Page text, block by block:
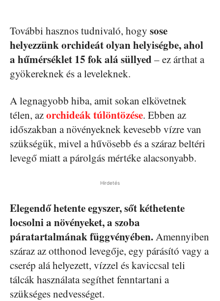
További hasznos tudnivaló, hogy sose
helyezzünk orchideát olyan helyiségbe, ahol
a hűmérséklet 15 fok alá süllyed – ez árthat a
gyökereknek és a leveleknek.
A legnagyobb hiba, amit sokan elkövetnek
télen, azorchideák túlöntözése. Ebben az
időszakban a növényeknek kevesebb vízre van
szükségük, mivel a hűvösebb és a száraz beltéri
levegő miatt a párolgás mértéke alacsonyabb.
Hirdetés
Elegendő hetente egyszer, sőt kéthetente
locsolni a növényeket, a szoba
páratartalmának függvényében.Amennyiben
száraz az otthonod levegője, egy párásító vagy a
cserép alá helyezett, vízzel és kaviccsal teli
tálcák használata segíthet fenntartani a
szükséges nedvességet.